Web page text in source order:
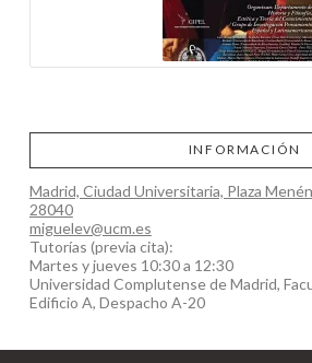
INFORMACIÓN
Madrid, Ciudad Universitaria, Plaza
28040
miguelev@ucm.es
Tutorías (previa cita):
Martes y jueves 10:30 a 12:30
Universidad Complutense de Madrid,
Edificio A, Despacho A-20